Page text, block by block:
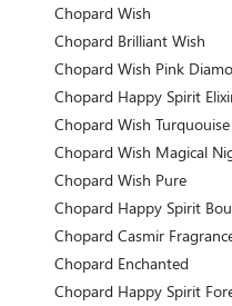
Chopard Wish
Chopard Brilliant Wish
Chopard Wish Pink
Chopard Happy Spirit
Chopard Wish
Chopard Wish Magical
Chopard Wish Pure
Chopard Happy Spirit
Chopard Casmir
Chopard Enchanted
Chopard Happy Spirit